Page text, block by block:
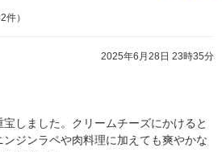
件）
2025年6月28日 23時35分
しました。クリームチーズにかけると
ジンラペや肉料理に加えても爽やかな